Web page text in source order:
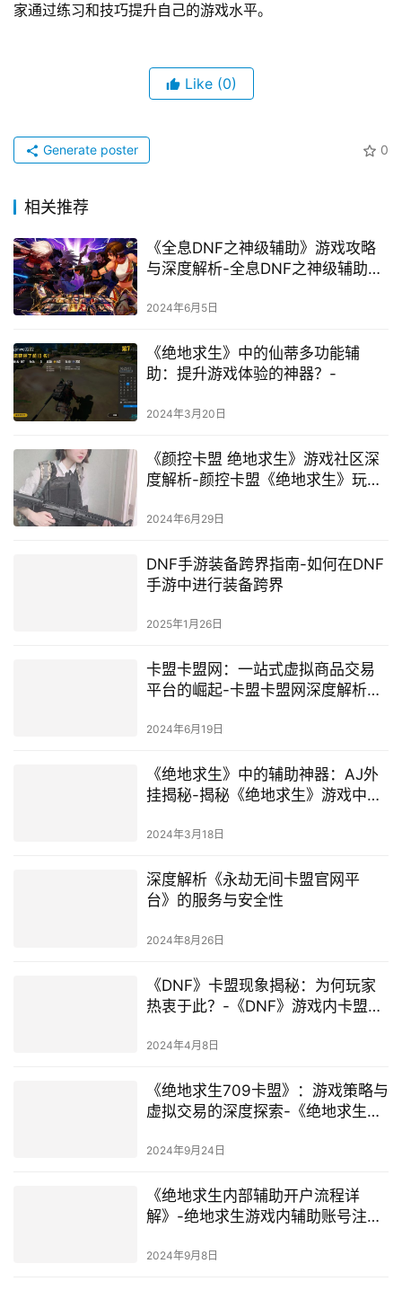
家通过练习和技巧提升自己的游戏水平。
Like (0)
0
Generate poster
相关推荐
《全息DNF之神级辅助》游戏攻略
与深度解析-全息DNF之神级辅助玩
2024年6月5日
《绝地求生》中的仙蒂多功能辅
助：提升游戏体验的神器？-
2024年3月20日
《颜控卡盟 绝地求生》游戏社区深
度解析-颜控卡盟《绝地求生》玩家
2024年6月29日
DNF手游装备跨界指南-如何在DNF
手游中进行装备跨界
2025年1月26日
卡盟卡盟网：一站式虚拟商品交易
平台的崛起-卡盟卡盟网深度解析：
2024年6月19日
《绝地求生》中的辅助神器：AJ外
挂揭秘-揭秘《绝地求生》游戏中最
2024年3月18日
深度解析《永劫无间卡盟官网平
台》的服务与安全性
2024年8月26日
《DNF》卡盟现象揭秘：为何玩家
热衷于此？-《DNF》游戏内卡盟交
2024年4月8日
《绝地求生709卡盟》：游戏策略与
虚拟交易的深度探索-《绝地求生
易策略
2024年9月24日
《绝地求生内部辅助开户流程详
解》-绝地求生游戏内辅助账号注册
2024年9月8日